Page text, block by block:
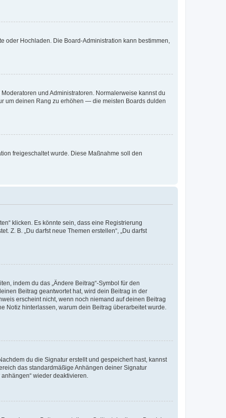
oder Hochladen. Die Board-Administration kann bestimmen,
und Administratoren. Normalerweise kannst du
um deinen Rang zu erhöhen — die meisten Boards dulden
freigeschaltet wurde. Diese Maßnahme soll den
klicken. Es könnte sein, dass eine Registrierung
Z. B. „Du darfst neue Themen erstellen“, „Du darfst
indem du das „Ändere Beitrag“-Symbol für den
Beitrag geantwortet hat, wird dein Beitrag in der
erscheint nicht, wenn noch niemand auf deinen Beitrag
Notiz hinterlassen, warum dein Beitrag überarbeitet wurde.
du die Signatur erstellt und gespeichert hast, kannst
das standardmäßige Anhängen deiner Signatur
wieder deaktivieren.